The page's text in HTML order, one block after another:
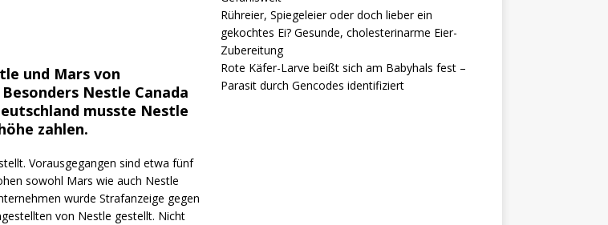
und Mars von
Nestle Canada
musste Nestle
zahlen.
Vorausgegangen sind etwa fünf
sowohl Mars wie auch Nestle
wurde Strafanzeige gegen
von Nestle gestellt. Nicht
Rühreier, Spiegeleier oder doch lieber ein
gekochtes Ei? Gesunde, cholesterinarme Eier-
Zubereitung
Rote Käfer-Larve beißt sich am Babyhals fest –
Parasit durch Gencodes identifiziert